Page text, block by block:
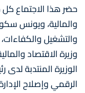
حضر هذا الاجتماع كل
والمالية، ويونس
والتشغيل
وزيرة الاقتصاد
الوزيرة المنتدبة
الرقمي وإصلاح